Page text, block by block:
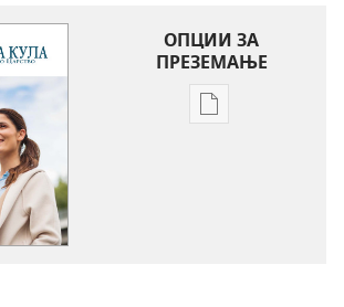
ОПЦИИ ЗА
ПРЕЗЕМАЊЕ
Опции